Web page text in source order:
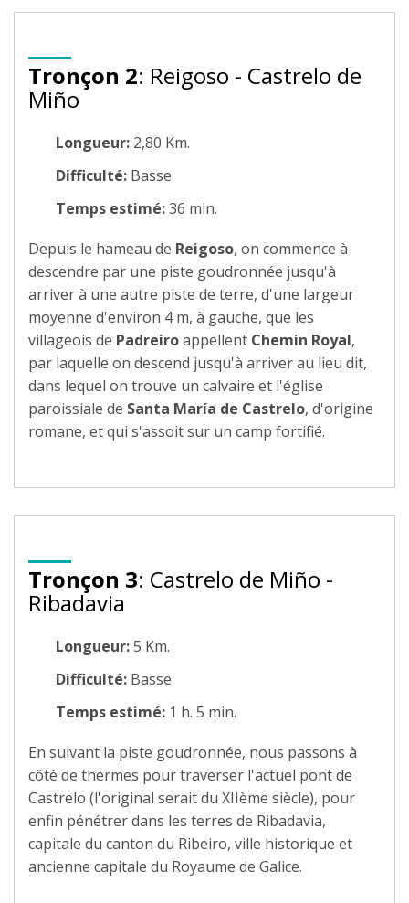
Tronçon 2: Reigoso - Castrelo de
Miño
Longueur: 2,80 Km.
Difficulté: Basse
Temps estimé:36 min.
Depuis le hameau de Reigoso, on commence à
descendre par une piste goudronnée jusqu'à
arriver à une autre piste de terre, d'une largeur
moyenne d'environ 4 m, à gauche, que les
villageois de Padreiroappellent Chemin Royal,
par laquelle on descend jusqu'à arriver au lieu dit,
dans lequel on trouve un calvaire et l'église
paroissiale de Santa María de Castrelo, d'origine
romane, et qui s'assoit sur un camp fortifié.
Tronçon 3: Castrelo de Miño -
Ribadavia
Longueur:5 Km.
Difficulté: Basse
Temps estimé: 1 h. 5 min.
En suivant la piste goudronnée, nous passons à
côté de thermes pour traverser l'actuel pont de
Castrelo (l'original serait du XIIème siècle), pour
enfin pénétrer dans les terres de Ribadavia,
capitale du canton du Ribeiro, ville historique et
ancienne capitale du Royaume de Galice.